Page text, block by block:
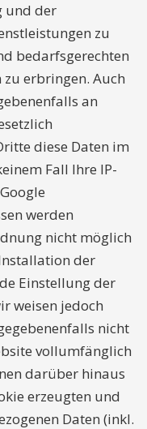
und der
zu
bedarfsgerechten
erbringen. Auch
an
diese Daten im
Fall Ihre IP-
werden
nicht möglich
der
Einstellung der
weisen jedoch
nicht
vollumfänglich
darüber hinaus
erzeugten und
Daten (inkl.